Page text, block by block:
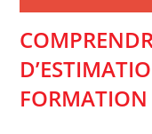
FORMATION